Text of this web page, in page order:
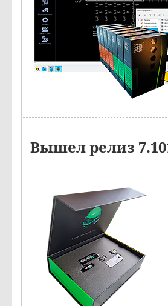
Вышел релиз